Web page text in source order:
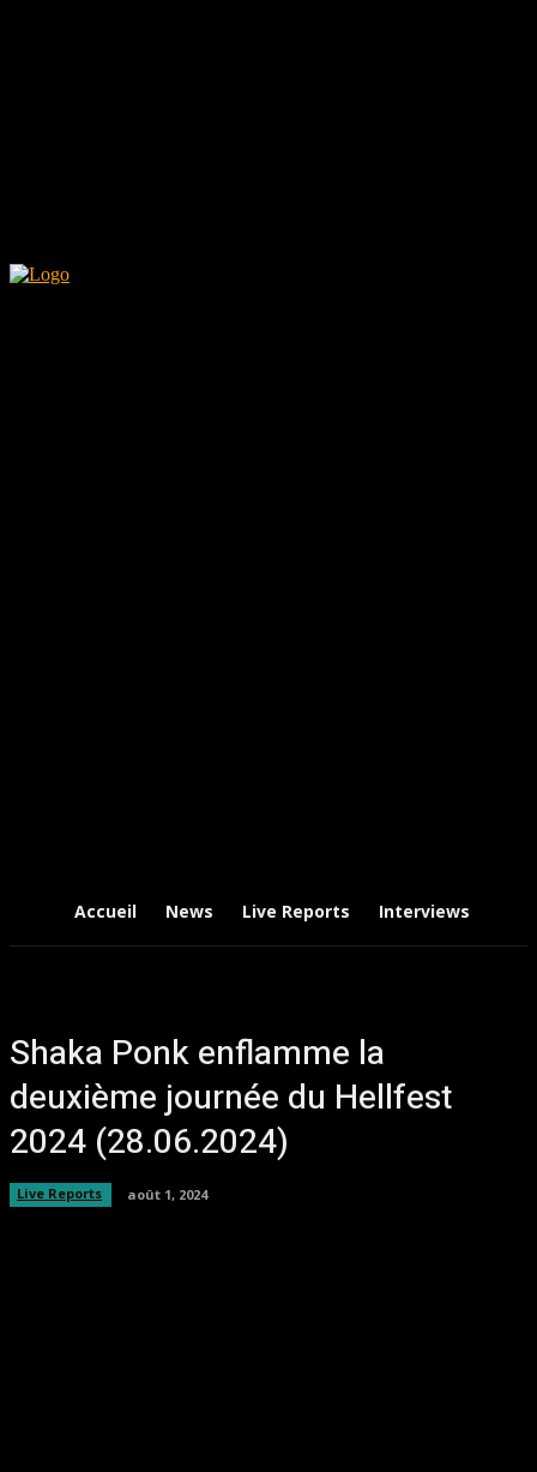
Accueil News Live Reports Interviews
Shaka Ponk enflamme la
deuxième journée du Hellfest
2024 (28.06.2024)
Live Reports août 1, 2024